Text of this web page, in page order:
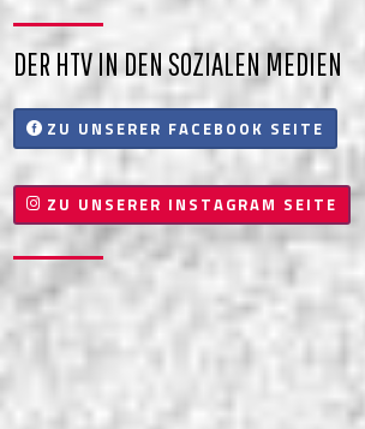
DER HTV IN DEN SOZIALEN MEDIEN
ZU UNSERER FACEBOOK SEITE
ZU UNSERER INSTAGRAM SEITE